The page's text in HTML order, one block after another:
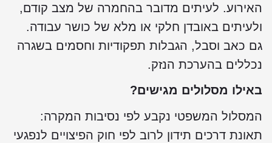
האירוע. לעיתים מדובר בהחמרה של מצב קודם,
ולעיתים באובדן חלקי או מלא של כושר עבודה.
גם כאב וסבל, הגבלות תפקודיות וחסמים בשגרה
נכללים בהערכת הנזק.
באילו מסלולים מגישים?
המסלול המשפטי נקבע לפי נסיבות המקרה:
תאונת דרכים תידון לרוב לפיחוק הפיצויים לנפגעי